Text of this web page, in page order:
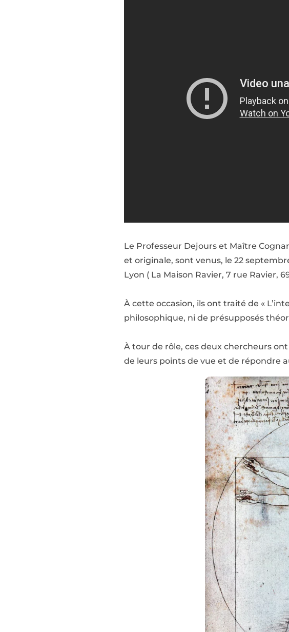
Le Professeur Dejours et Maître
et originale, sont venus, le 22
Lyon ( La Maison Ravier, 7 rue Ravier,
À cette occasion, ils ont traité de «
philosophique, ni de présupposés
À tour de rôle, ces deux chercheurs
de leurs points de vue et de répondre